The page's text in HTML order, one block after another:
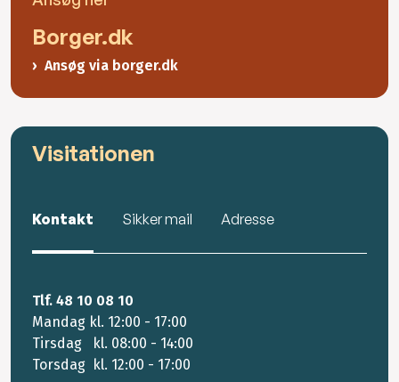
Borger.dk
Ansøg via borger.dk
Visitationen
Kontakt Sikker mail Adresse
Tlf. 48 10 08 10
Mandag kl. 12:00 - 17:00
Tirsdag kl. 08:00 - 14:00
Torsdag kl. 12:00 - 17:00